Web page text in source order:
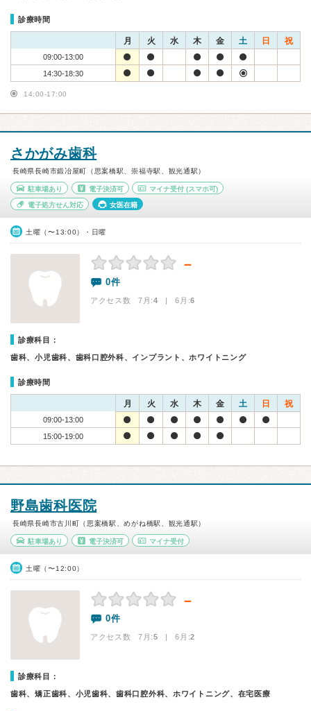
診療時間
月 火 水 木 金 土 日 祝
09:00-13:00
14:30-18:30
14:00-17:00
さかがみ歯科
長崎県長崎市鍛冶屋町（思案橋駅、崇福寺駅、観光通駅）
駐車場あり 電子決済可 マイナ受付 (スマホ可)
電子処方せん対応 女医在籍
土曜（〜13:00）・日曜
－
0件
アクセス数 7月:4 | 6月:6
診療科目：
歯科、小児歯科、歯科口腔外科、インプラント、ホワイトニング
診療時間
月 火 水 木 金 土 日 祝
09:00-13:00
15:00-19:00
野島歯科医院
長崎県長崎市古川町（思案橋駅、めがね橋駅、観光通駅）
駐車場あり 電子決済可 マイナ受付
土曜（〜12:00）
－
0件
アクセス数 7月:5 | 6月:2
診療科目：
歯科、矯正歯科、小児歯科、歯科口腔外科、ホワイトニング、在宅医療